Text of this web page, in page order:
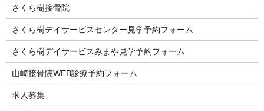
さくら樹接骨院
さくら樹デイサービスセンター見学予約フォーム
さくら樹デイサービスみまや見学予約フォーム
山崎接骨院WEB診療予約フォーム
求人募集